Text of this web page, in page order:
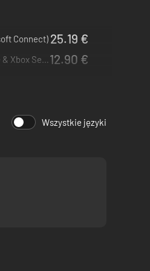
Connect) 25.19 €
Assassin's Creed Odyssey - Xbox One & Xbox Series X|S 12.90 €
Wszystkie języki